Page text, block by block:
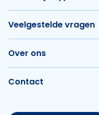
Veelgestelde vragen
Over ons
Contact